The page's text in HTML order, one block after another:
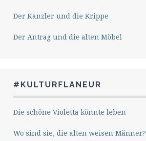
Der Kanzler und die Krippe
Der Antrag und die alten Möbel
#KULTURFLANEUR
Die schöne Violetta könnte leben
Wo sind sie, die alten weisen Männer?